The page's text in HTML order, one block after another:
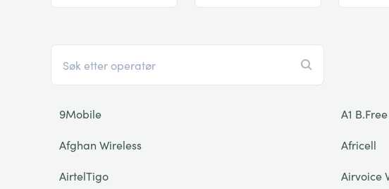
9Mobile A1 B.Free
Afghan Wireless
Africell
AirtelTigo
Airvoice